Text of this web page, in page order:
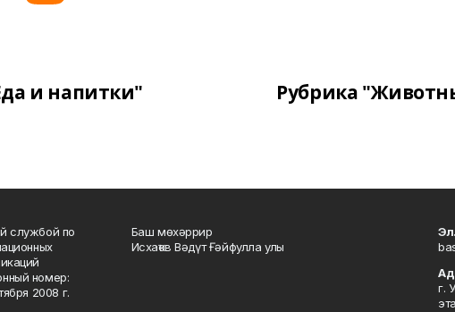
и напитки" Рубрика
службой по
номер:
2008 г.
Баш мөхәррир
Исхаҡов Вәдүт Ғәйфулла улы
г.